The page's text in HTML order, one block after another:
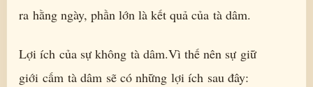
ra hằng ngày, phần lớn là kết quả của tà dâm.
Lợi ích của sự không tà dâm.Vì thế nên sự giữ
giới cấm tà dâm sẽ có những lợi ích sau đây: